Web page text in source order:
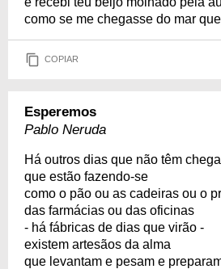
como se me chegasse do mar
COPIAR
Esperemos
Pablo Neruda
Há outros dias que não têm
que estão fazendo-se
como o pão ou as cadeiras ou o
das farmácias ou das oficinas
- há fábricas de dias que virão -
existem artesãos da alma
que levantam e pesam e